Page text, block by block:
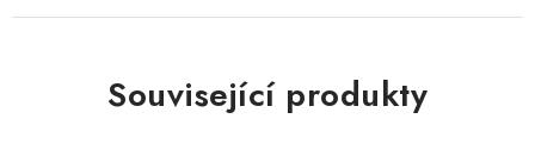
Související produkty